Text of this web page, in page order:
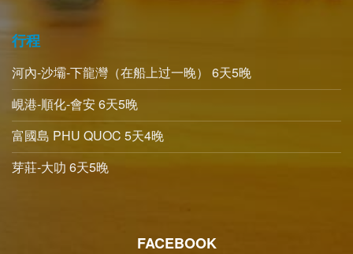
行程
河內-沙壩-下龍灣（在船上过一晚） 6天5晚
峴港-順化-會安 6天5晚
富國島 PHU QUOC 5天4晚
芽莊-大叻 6天5晚
FACEBOOK